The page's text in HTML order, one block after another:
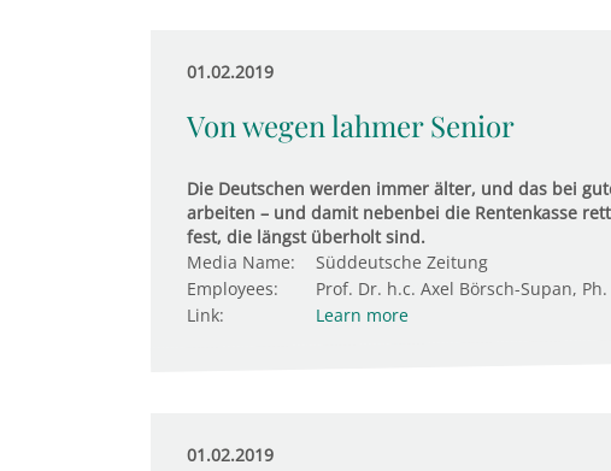
01.02.2019
Von wegen lahmer Senior
Die Deutschen werden immer älter, und das bei
arbeiten – und damit nebenbei die Rentenkasse
fest, die längst überholt sind.
Media Name:
Süddeutsche Zeitung
Employees:
Prof. Dr. h.c. Axel Börsch-Supan, Ph.
Link:
Learn more
01.02.2019